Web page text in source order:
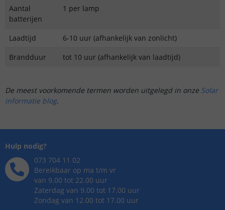
Aantal
batterijen
1 per lamp
Laadtijd
6-10 uur (afhankelijk van zonlicht)
Brandduur
tot 10 uur (afhankelijk van laadtijd)
De meest voorkomende termen worden uitgelegd in onze Solar
informatie blog.
Hulp nodig?
073 704 11 02
Bereikbaar op ma t/m vr
van 9.00 tot 22.00 uur
Zaterdag van 9.00 tot 17.00 uur
Zondag van 12.00 tot 17.00 uur